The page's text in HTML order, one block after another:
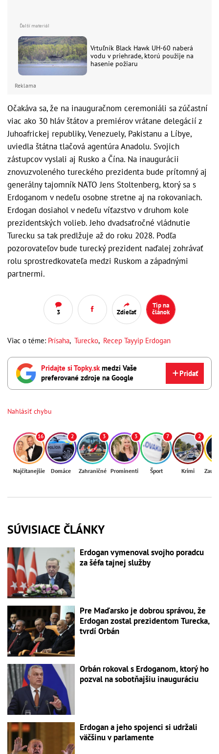
Vrtuľník Black Hawk UH-60 naberá
vodu v priehrade, ktorú použije na
hasenie požiaru
Reklama
Očakáva sa, že na inauguračnom ceremoniáli sa zúčastní
viac ako 30 hláv štátov a premiérov vrátane delegácií z
Juhoafrickej republiky, Venezuely, Pakistanu a Líbye,
uviedla štátna tlačová agentúra Anadolu. Svojich
zástupcov vyslali aj Rusko a Čína. Na inaugurácii
znovuzvoleného tureckého prezidenta bude prítomný aj
generálny tajomník NATO Jens Stoltenberg, ktorý sa s
Erdoganom v nedeľu osobne stretne aj na rokovaniach.
Erdogan dosiahol v nedeľu víťazstvo v druhom kole
prezidentských volieb. Jeho dvadsaťročné vládnutie
Turecku sa tak predlžuje až do roku 2028. Podľa
pozorovateľov bude turecký prezident naďalej zohrávať
rolu sprostredkovateľa medzi Ruskom a západnými
partnermi.
3 Zdieľať
Tip na
článok
Viac o téme: Prísaha, Turecko, Recep Tayyip Erdogan
Pridajte si Topky.skmedzi Vaše
preferované zdroje na Google
Pridať
Nahlásiť chybu
16
Najčítanejšie
2
Domáce
3
Zahraničné
3
Prominenti
7
Šport
2
Krimi
SÚVISIACE ČLÁNKY
Erdogan vymenoval svojho poradcu
za šéfa tajnej služby
Pre Maďarsko je dobrou správou, že
Erdogan zostal prezidentom Turecka,
tvrdí Orbán
Orbán rokoval s Erdoganom, ktorý ho
pozval na sobotňajšiu inauguráciu
Erdogan a jeho spojenci si udržali
väčšinu v parlamente